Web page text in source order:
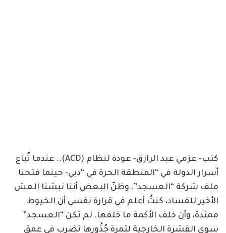
كتب- عزمي عبد الرازق- عودة لنظام (ACD).. عندما تُباع
أسرار الدولة في “المنطقة الحرة في “دبي- حينما فتحنا
ملف شركة “العسجد”، وظنّ البعض أننا نبشنا العش
الأخير للفساد، كنتُ أعلم في قرارة نفسي أن الخيوط
ممتدة، وأن خلف الأكمة ما خلفها. لم تكن “العسجد”
سوى القشرة الخارجية لثمرة جُذُورها تضرب في عمق